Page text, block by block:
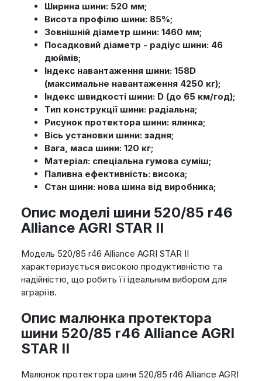
Ширина шини: 520 мм;
Висота профілю шини: 85%;
Зовнішній діаметр шини: 1460 мм;
Посадковий діаметр - радіус шини: 46
дюймів;
Індекс навантаження шини: 158D
(максимальне навантаження 4250 кг);
Індекс швидкості шини: D (до 65 км/год);
Тип конструкції шини: радіальна;
Рисунок протектора шини: ялинка;
Вісь установки шини: задня;
Вага, маса шини: 120 кг;
Матеріал: спеціальна гумова суміш;
Паливна ефективність: висока;
Стан шини: нова шина від виробника;
Опис моделі шини 520/85 r46
Alliance AGRI STAR II
Модель 520/85 r46 Alliance AGRI STAR II
характеризується високою продуктивністю та
надійністю, що робить її ідеальним вибором для
аграріїв.
Опис малюнка протектора
шини 520/85 r46 Alliance AGRI
STAR II
Малюнок протектора шини 520/85 r46 Alliance AGRI